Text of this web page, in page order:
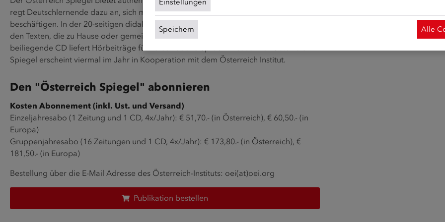
regt Deutschlernende dazu an, sich mit Österreich in all seinen Facetten zu
beschäftigen. In der 20-seitigen didaktischen Beilage finden sich zahlreiche Übungen zu
den Texten, die zu Hause oder gemeinsam im Unterricht erarbeitet werden können. Die
beiliegende CD liefert Hörbeiträge für verschiedene Sprachniveaus. Der Österreich
Spiegel erscheint viermal im Jahr in Kooperation mit dem Österreich Institut.
Den "Österreich Spiegel" abonnieren
Kosten Abonnement (inkl. Ust. und Versand)
Einzeljahresabo (1 Zeitung und 1 CD, 4x/Jahr): € 51,70.- (in Österreich), € 60,50.- (in
Europa)
Gruppenjahresabo (16 Zeitungen und 1 CD, 4x/Jahr): € 173,80.- (in Österreich), €
181,50.- (in Europa)
Bestellung über die E-Mail Adresse des Österreich-Instituts: oei(at)oei.org
Publikation bestellen
Speichern Alle